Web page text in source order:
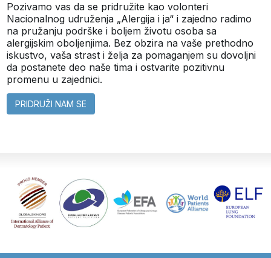
Pozivamo vas da se pridružite kao volonteri
Nacionalnog udruženja „Alergija i ja“ i zajedno radimo
na pružanju podrške i boljem životu osoba sa
alergijskim oboljenjima. Bez obzira na vaše prethodno
iskustvo, vaša strast i želja za pomaganjem su dovoljni
da postanete deo naše tima i ostvarite pozitivnu
promenu u zajednici.
PRIDRUŽI NAM SE